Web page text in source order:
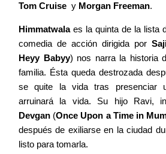
Tom Cruise y Morgan Freeman.
Himmatwalaes la quinta de la lista
comedia de acción dirigida por
Heyy Babyy) nos narra la historia
familia. Ésta queda destrozada
se quite la vida tras presenciar
arruinará la vida. Su hijo Ravi,
Devgan (Once Upon a Time in
después de exiliarse en la ciudad
listo para tomarla.